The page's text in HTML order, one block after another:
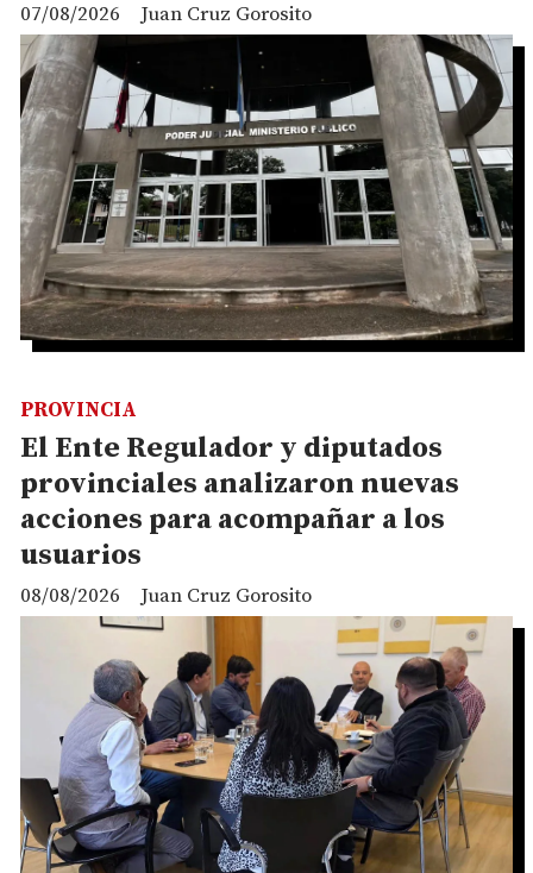
Juan Cruz Gorosito
07/08/2026
El Ente Regulador y diputados
provinciales analizaron nuevas
acciones para acompañar a los
usuarios
Juan Cruz Gorosito
PROVINCIA
08/08/2026